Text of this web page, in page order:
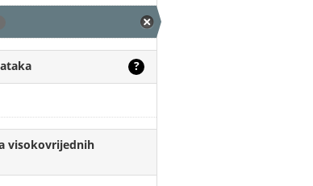
?
visokovrijednih